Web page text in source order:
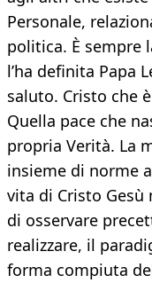
Personale,
politica. È sempre
l’ha definita Papa
saluto. Cristo che
Quella pace che
propria Verità. La
insieme di norme
vita di Cristo
di osservare
realizzare, il
forma compiuta